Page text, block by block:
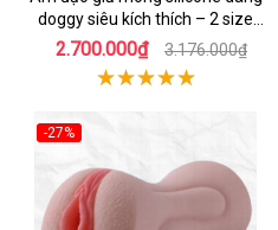
doggy siêu kích thích – 2 size
5.5kg và 12kg
2.700.000₫ 3.176.000₫
-27%